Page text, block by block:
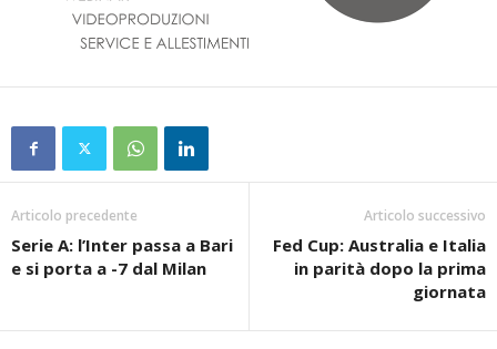
Articolo precedente
Serie A: l’Inter passa a Bari
e si porta a -7 dal Milan
Articolo successivo
Fed Cup: Australia e Italia
in parità dopo la prima
giornata